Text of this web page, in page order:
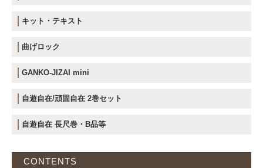
キット・テキスト
曲げロック
GANKO-JIZAI mini
自遊自在/頑固自在 2巻セット
自遊自在 長尺巻・B品等
CONTENTS